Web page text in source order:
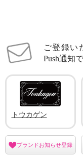
ご登録い
Push通知
トウカゲン
ブランドお知らせ登録